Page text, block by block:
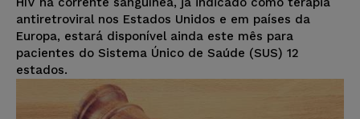
antiretroviral nos Estados Unidos e em países da
Europa, estará disponível ainda este mês para
pacientes do Sistema Único de Saúde (SUS) 12
estados.